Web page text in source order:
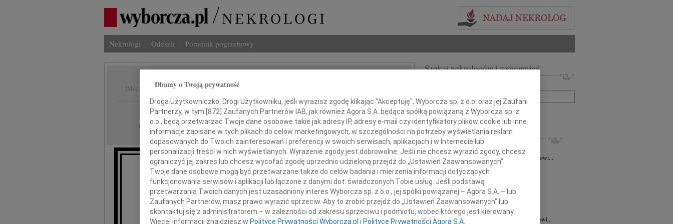
Nekrologi Odeszli Poradnik pogrzebowy
IMIĘ I NAZWISKO: Jerzy Bartmiński
REGION: Lublin
DATA EMISJI: 11.02.2022
Z głębokim żalem i smutkiem przyjęliśmy widomość o śmierci
Szukaj nekrologów i wspomnień
+ szukanie zaawansowane
INNE NEKROLOGI
Ewa Staśkiewicz 03.08.2026
Lublin
Panu Profesorowi Grzegorzowi Staśkiewiczowi...
03.08.2026Lublin
Panu dr hab. n. med. Grzegorzowi...
31.07.2026
Lublin
Wyrazy głębokiego współczucia dla dr...
31.07.2026Lublin
Naszemu Koledze dr hab. n. med. Grzegorzowi...
Dbamy o Twoją prywatność
Droga Użytkowniczko, Drogi Użytkowniku, jeśli wyrazisz zgodę klikając "Akceptuję", Wyborcza sp. z o.o. oraz jej Zaufani
Partnerzy, w tym [872] Zaufanych Partnerów IAB, jak również Agora S.A. będąca spółką powiązaną z Wyborcza sp. z
o.o., będą przetwarzać Twoje dane osobowe takie jak adresy IP, adresy e-mail czy identyfikatory plików cookie lub inne
informacje zapisane w tych plikach do celów marketingowych, w szczególności na potrzeby wyświetlania reklam
dopasowanych do Twoich zainteresowań i preferencji w swoich serwisach, aplikacjach i w Internecie lub
personalizacji treści w nich wyświetlanych. Wyrażenie zgody jest dobrowolne. Jeśli nie chcesz wyrazić zgody, chcesz
ograniczyć jej zakres lub chcesz wycofać zgodę uprzednio udzieloną przejdź do „Ustawień Zaawansowanych”.
Twoje dane osobowe mogą być przetwarzane także do celów badania i mierzenia informacji dotyczących
funkcjonowania serwisów i aplikacji lub łączone z danymi dot. świadczonych Tobie usług. Jeśli podstawą
przetwarzania Twoich danych jest uzasadniony interes Wyborcza sp. z o.o., jej spółki powiązanej – Agora S.A. – lub
Zaufanych Partnerów, masz prawo wyrazić sprzeciw. Aby to zrobić przejdź do „Ustawień Zaawansowanych” lub
skontaktuj się z administratorem – w zależności od zakresu sprzeciwu i podmiotu, wobec którego jest kierowany.
Więcej informacji znajdziesz w Polityce Prywatności Wyborcza.pl i Polityce Prywatności Agora S.A.